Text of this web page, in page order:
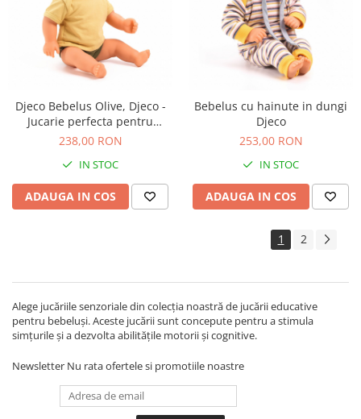
Djeco Bebelus Olive, Djeco -
Jucarie perfecta pentru
dezvoltarea copiilor
238,00 RON
IN STOC
ADAUGA IN COS
Bebelus cu hainute in dungi
Djeco
253,00 RON
IN STOC
ADAUGA IN COS
1 2
Alege jucăriile senzoriale din colecția noastră de jucării educative
pentru bebeluși. Aceste jucării sunt concepute pentru a stimula
simțurile și a dezvolta abilitățile motorii și cognitive.
Newsletter Nu rata ofertele si promotiile noastre